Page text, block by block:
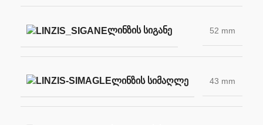
ᲚᲘᲜᲖᲘᲡ ᲡᲘᲒᲐᲜᲔ 52 mm
ᲚᲘᲜᲖᲘᲡ ᲡᲘᲛᲐᲦᲚᲔ 43 mm